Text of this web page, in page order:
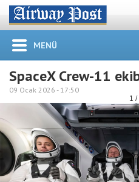
MENÜ
SpaceX Crew-11
09 Ocak 2026 - 17:50
1 /